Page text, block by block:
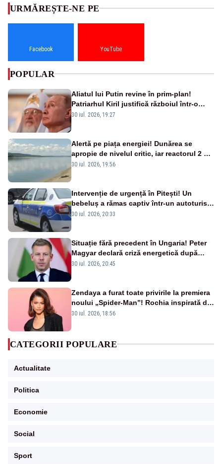
URMĂREȘTE-NE PE
Facebook YouTube
POPULAR
Aliatul lui Putin revine în prim-plan!
Patriarhul Kiril justifică războiul într-o
nouă carte
30 iul. 2026, 19:27
Alertă pe piața energiei! Dunărea se
apropie de nivelul critic, iar reactorul 2 de
la Cernavodă ar putea fi oprit
30 iul. 2026, 19:56
Intervenție de urgență în Pitești! Un
bebeluș a rămas captiv într-un autoturism
din cauza unei defecțiuni
30 iul. 2026, 20:33
Situație fără precedent în Ungaria! Peter
Magyar declară criză energetică după
oprirea centralei de la Paks
30 iul. 2026, 20:45
Zendaya a furat toate privirile la premiera
noului „Spider-Man”! Rochia inspirată de
pânza de păianjen a făcut senzație
30 iul. 2026, 18:56
CATEGORII POPULARE
Actualitate
Politica
Economie
Social
Sport